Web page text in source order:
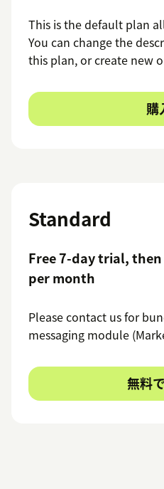
This is the default plan
You can change the
this plan, or create new
購
Standard
Free 7-day trial,
per month
Please contact us for
messaging module
無料